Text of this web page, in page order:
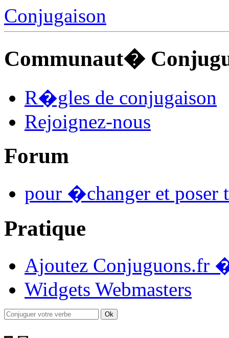
Conjugaison
Communaut�
R�gles de conjugaison
Rejoignez-nous
Forum
pour �changer et poser
Pratique
Ajoutez Conjuguons.fr
Widgets Webmasters